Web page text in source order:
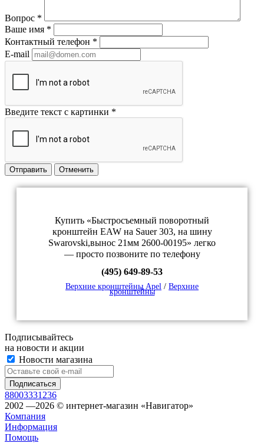
Вопрос *
Ваше имя *
Контактный телефон *
E-mail
Введите текст с картинки *
Отправить Отменить
Купить «Быстросъемный поворотный
кронштейн EAW на Sauer 303, на шину
Swarovski,вынос 21мм 2600-00195» легко
— просто позвоните по телефону
(495) 649-89-53
Верхние кронштейны Apel / Верхние
кронштейны
Подписывайтесь
на новости и акции
Новости магазина
88003331236
2002 —2026 © интернет-магазин «Навигатор»
Компания
Информация
Помощь